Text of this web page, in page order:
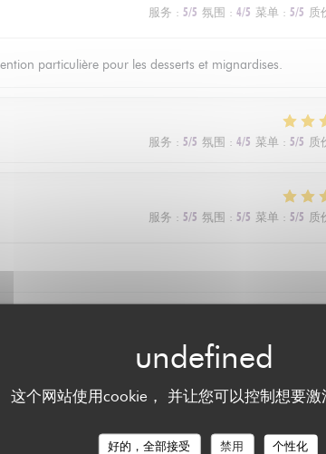
这个网站使用cookie， 并让您可以控制想要激
好的，全部接受 禁用
个性化
服务 : 5/5 氛围 : 4/5 菜单: 5/5 质
particulière pour les desserts et mignardises.
服务 : 5/5 氛围 : 4/5 菜单: 5/5 质
服务 : 5/5 氛围 : 5/5 菜单: 5/5 质
5 氛围 菜单
Defininetly worth a michelin star